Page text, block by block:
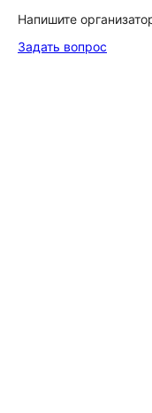
Напишите
Задать вопрос